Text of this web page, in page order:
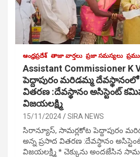
ఆంధ్రప్రదేశ్ తాజా వార్తలు ప్రజా సమస్యలు
Assistant Commissioner K
పెద్దాపురం మరిడమ్మ దేవస్థానంలో
వితరణ :దేవస్థానం అసిస్టెంట్
విజయలక్ష్మి
15/11/2024 SIRA NEWS
సిరాన్యూస్, సామర్లకోట పెద్దాపురం
అన్న ప్రసాద వితరణ :దేవస్థానం
విజయలక్ష్మి * చెక్కును అందజేసిన